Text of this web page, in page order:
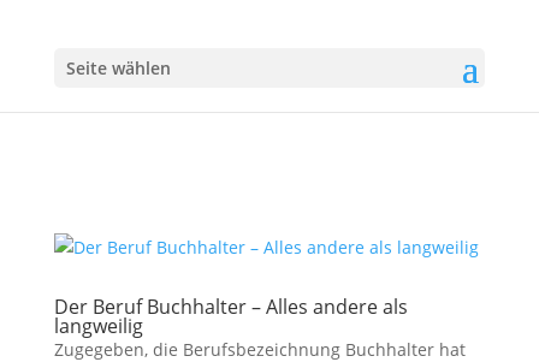
Seite wählen
Der Beruf Buchhalter – Alles andere als
langweilig
Zugegeben, die Berufsbezeichnung Buchhalter hat